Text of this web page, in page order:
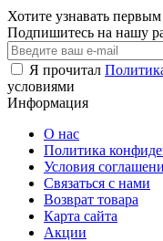
Хотите узнавать
Подпишитесь на нашу
Я прочитал
условиями
Информация
О нас
Политика
Условия
Связаться с нами
Возврат товара
Карта сайта
Акции